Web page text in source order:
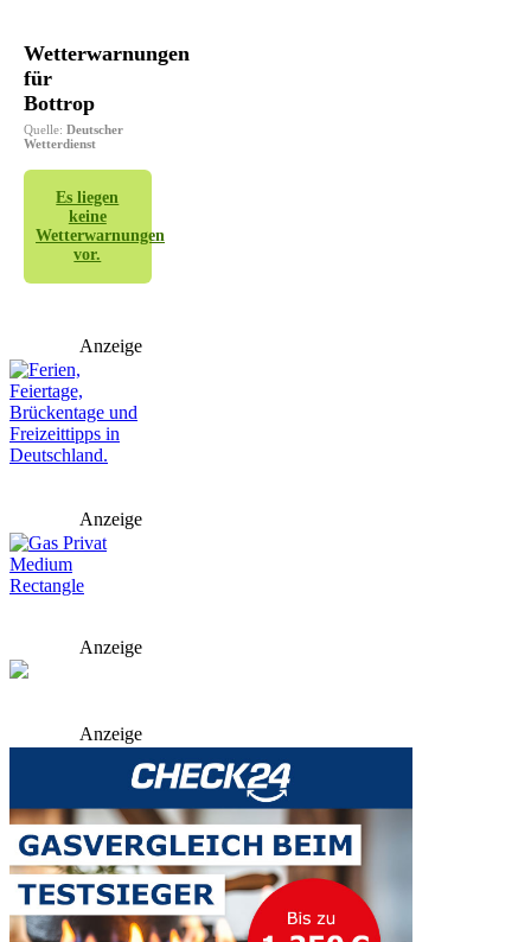
Wetterwarnungen
für
Bottrop
Quelle: Deutscher
Wetterdienst
Es liegen
keine
Wetterwarnungen
vor.
Anzeige
Anzeige
Anzeige
Anzeige